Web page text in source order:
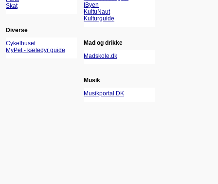
Skat
Diverse
Cykelhuset
MyPet - kæledyr guide
IByen
KultuNaut
Kulturguide
Mad og drikke
Madskole.dk
Musik
Musikportal DK